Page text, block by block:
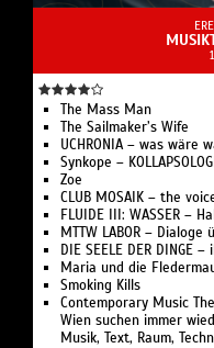
The Mass Man
The Sailmaker’s Wife
UCHRONIA – was wäre
Synkope –
Zoe
CLUB MOSAIK – the
FLUIDE III: WASSER –
MTTW LABOR –
DIE SEELE DER
Maria und die
Smoking Kills
Contemporary Music
Wien suchen immer
Musik, Text, Raum,